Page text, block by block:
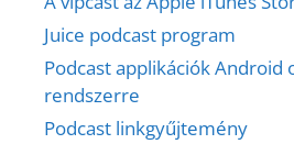
Juice podcast program
Podcast applikációk Android
rendszerre
Podcast linkgyűjtemény